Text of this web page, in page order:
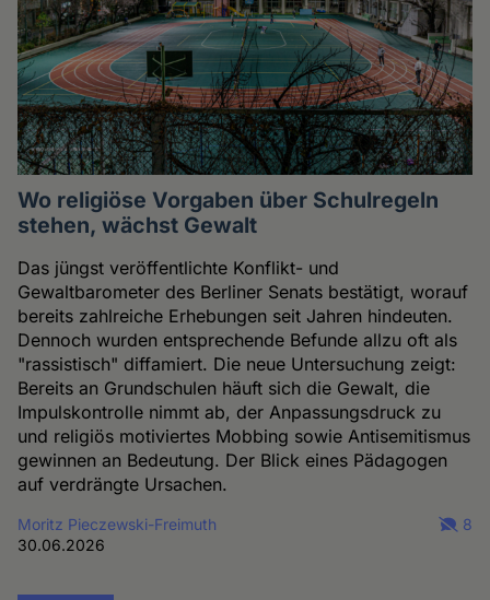
Wo religiöse Vorgaben über Schulregeln
stehen, wächst Gewalt
Das jüngst veröffentlichte Konflikt- und
Gewaltbarometer des Berliner Senats bestätigt, worauf
bereits zahlreiche Erhebungen seit Jahren hindeuten.
Dennoch wurden entsprechende Befunde allzu oft als
"rassistisch" diffamiert. Die neue Untersuchung zeigt:
Bereits an Grundschulen häuft sich die Gewalt, die
Impulskontrolle nimmt ab, der Anpassungsdruck zu
und religiös motiviertes Mobbing sowie Antisemitismus
gewinnen an Bedeutung. Der Blick eines Pädagogen
auf verdrängte Ursachen.
Moritz Pieczewski-Freimuth
30.06.2026
8